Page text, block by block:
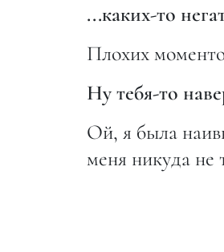
...каких-то
Плохих
Ну тебя-то
Ой, я была
меня никуда не